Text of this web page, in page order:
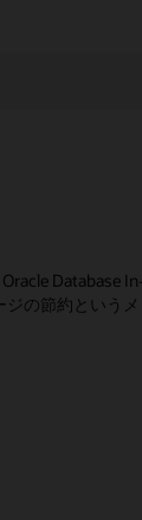
Database
の節約というメ